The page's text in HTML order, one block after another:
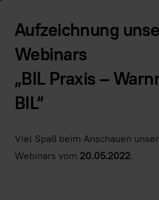
Aufzeichnung
Webinars
„BIL Praxis –
BIL“
Viel Spaß beim Anschauen
Webinars vom 20.05.2022.